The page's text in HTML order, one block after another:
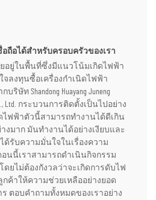
ถือได้สำหรับครอบครัวของเรา
อยู่ในพื้นที่ซึ่งมีแนวโน้มเกิดไฟฟ้า
จลงทุนซื้อเครื่องกำเนิดไฟฟ้า
ษัท Shandong Huayang Juneng
Co., Ltd. กระบวนการติดตั้งเป็นไปอย่าง
ไฟฟ้าตัวนี้สามารถทำงานได้ดีเกิน
งมาก มันทำงานได้อย่างเงียบและ
ด้รับความมั่นใจในเรื่องความ
นนี้เราสามารถดำเนินกิจกรรม
ยไม่ต้องกังวลว่าจะเกิดการดับไฟ
ค้าให้ความช่วยเหลืออย่างยอด
ตอบคำถามทั้งหมดของเราอย่าง